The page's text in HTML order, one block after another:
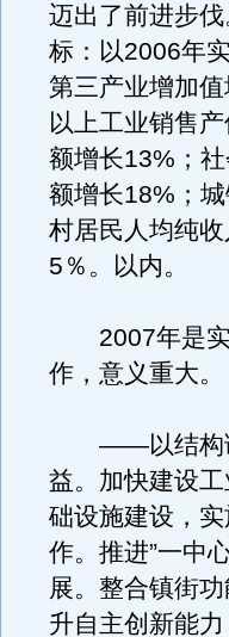
迈出了前进步
标：以2006年
第三产业增加
以上工业销售
额增长13%；
额增长18%；
村居民人均纯
5％。以内。
2007年是实
作，意义重大。
——以结构调
益。加快建设
础设施建设，
作。推进”一中
展。整合镇街
升自主创新能